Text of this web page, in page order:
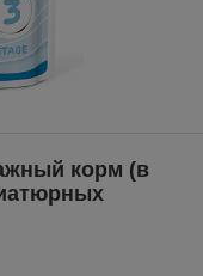
корм (в